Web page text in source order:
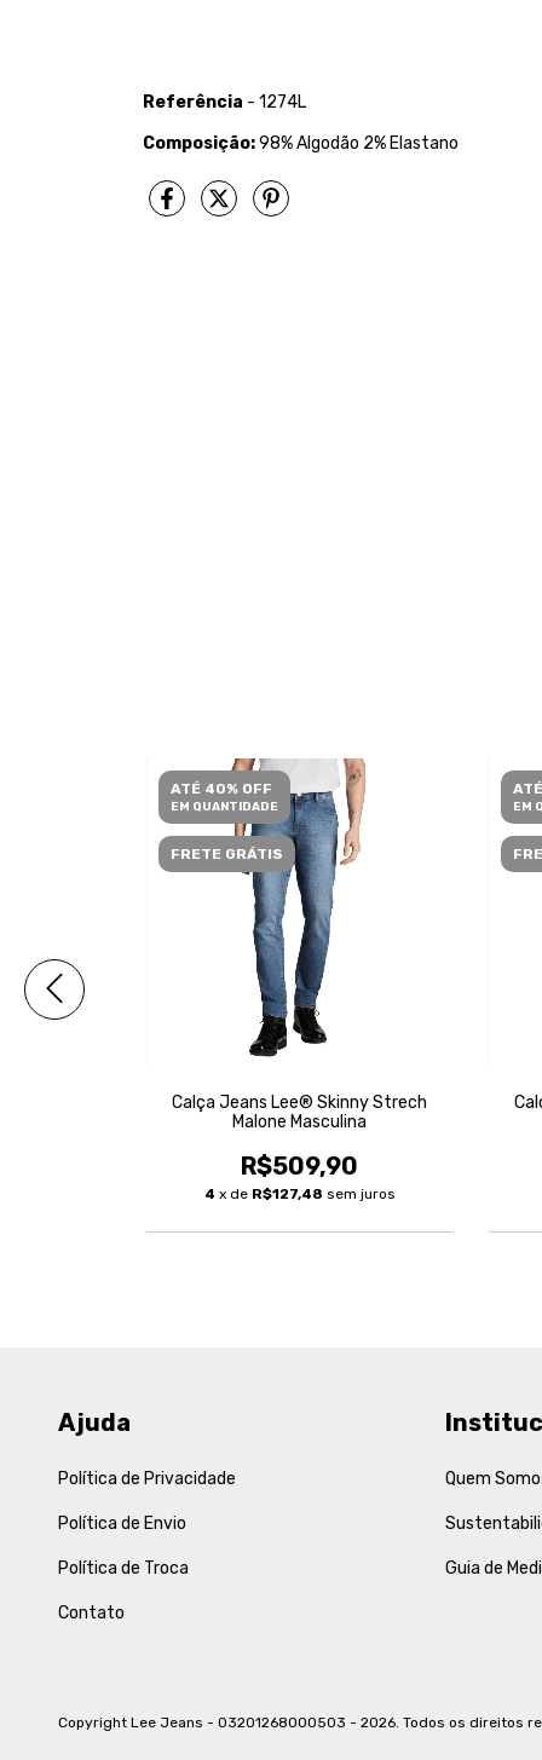
Referência - 1274L
Composição:98% Algodão 2% Elastano
ATÉ 40% OFF
EM QUANTIDADE
FRETE GRÁTIS
Calça Jeans Lee® Skinny Strech
Malone Masculina
R$509,90
4 x de R$127,48 sem juros
EM
Ajuda
Política de Privacidade
Política de Envio
Política de Troca
Contato
Quem
Guia de
Copyright Lee Jeans - 03201268000503 - 2026. Todos os direitos